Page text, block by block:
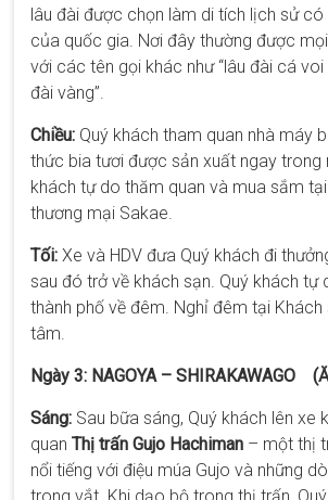
lâu đài được chọn làm di tích lịch sử
của quốc gia. Nơi đây thường được
với các tên gọi khác như “lâu đài cá voi
đài vàng”.
Chiều: Quý khách tham quan nhà máy
thức bia tươi được sản xuất ngay trong
khách tự do thăm quan và mua sắm
thương mại Sakae.
Tối: Xe và HDV đưa Quý khách đi
sau đó trở về khách sạn. Quý khách tự
thành phố về đêm. Nghỉ đêm tại Khách
tâm.
Ngày 3: NAGOYA – SHIRAKAWAGO
Sáng: Sau bữa sáng, Quý khách lên xe
quanThị trấn Gujo Hachiman – một thị
nổi tiếng với điệu múa Gujo và những